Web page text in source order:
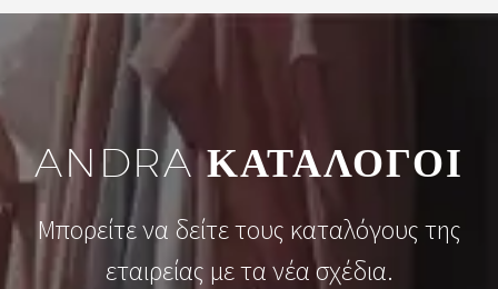
ANDRAΚΑΤΑΛΟΓΟΙ
Μπορείτε να δείτε τους καταλόγους της
εταιρείας με τα νέα σχέδια.